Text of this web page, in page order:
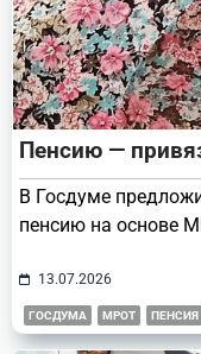
Пенсию —
В Госдуме
пенсию на основе
13.07.2026
ГОСДУМА МРОТ ПЕНСИЯ